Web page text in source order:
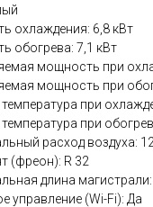
охлаждения: 6,8 кВт
обогрева: 7,1 кВт
мощность при
мощность при
при
при
расход воздуха:
(фреон): R 32
длина
управление (Wi-Fi): Да